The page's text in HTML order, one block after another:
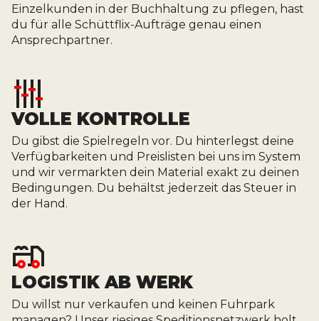
Einzelkunden in der Buchhaltung zu pflegen, hast
du für alle Schüttflix-Aufträge genau einen
Ansprechpartner.
VOLLE KONTROLLE
Du gibst die Spielregeln vor. Du hinterlegst deine
Verfügbarkeiten und Preislisten bei uns im System
und wir vermarkten dein Material exakt zu deinen
Bedingungen. Du behältst jederzeit das Steuer in
der Hand.
LOGISTIK AB WERK
Du willst nur verkaufen und keinen Fuhrpark